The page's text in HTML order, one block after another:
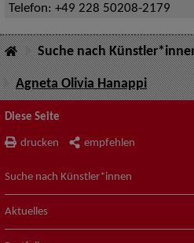
Telefon: +49 228 50208-2179
Suche nach
Agneta Olivia Hanappi
Diese Seite
drucken empfehlen
Suche nach Künstler*innen
Aktuelles